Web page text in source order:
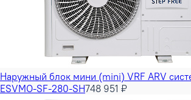
Наружный блок мини (mini) VRF ARV
ESVMO-SF-280-SH748 951 ₽